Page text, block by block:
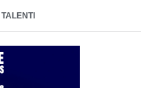
TALENTI